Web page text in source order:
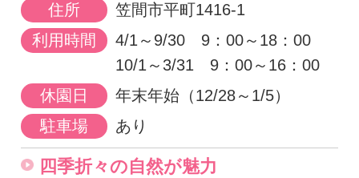
住所
笠間市平町1416-1
利用時間
4/1～9/30 9：00～18：00
10/1～3/31 9：00～16：00
休園日
年末年始（12/28～1/5）
駐車場
あり
四季折々の自然が魅力